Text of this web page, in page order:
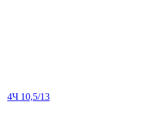
4Ч 10,5/13